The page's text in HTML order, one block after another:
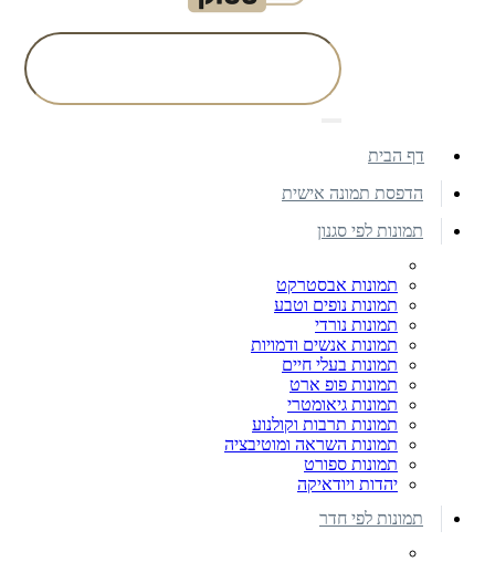
דף הבית
הדפסת תמונה אישית
תמונות לפי סגנון
תמונות אבסטרקט
תמונות נופים וטבע
תמונות נורדי
תמונות אנשים ודמויות
תמונות בעלי חיים
תמונות פופ ארט
תמונות גיאומטרי
תמונות תרבות וקולנוע
תמונות השראה ומוטיבציה
תמונות ספורט
יהדות ויודאיקה
תמונות לפי חדר